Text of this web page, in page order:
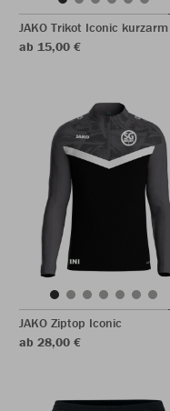
JAKO Trikot Iconic kurzarm
ab 15,00 €
JAKO Ziptop Iconic
ab 28,00 €